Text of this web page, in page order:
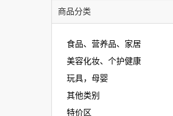
商品分类
食品、营养品、家居
美容化妆、个护健康
玩具，母婴
其他类别
特价区